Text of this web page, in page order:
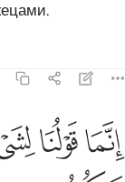
انما قولنا لشيء اذا
إِنَّمَا قَوْلُنَا لِشَىْءٍ إِذَآ
ﲳﲴ